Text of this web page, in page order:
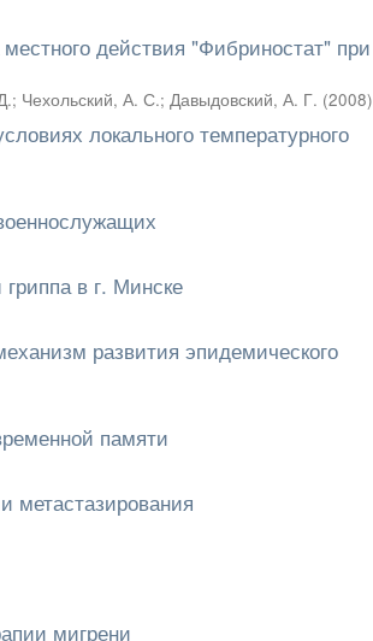
действия "Фибриностат" при
; Чехольский, А. С.; Давыдовский, А. Г. (2008)
локального температурного
в г. Минске
развития эпидемического
памяти
метастазирования
мигрени